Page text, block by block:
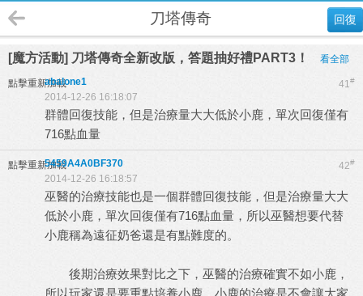
回復
刀塔傳奇
[魔方活動] 刀塔傳奇全新改版，答題抽好禮PART3！ 看全部
點擊重新加載 41#
abalone1
2014-12-26 16:18:07
群體回復技能，但是治療量大大低於小鹿，單次回復僅有
716點血量
點擊重新加載 42#
5459A4A0BF370
2014-12-26 16:18:57
巫醫的治療技能也是一個群體回復技能，但是治療量大大
低於小鹿，單次回復僅有716點血量，所以巫醫想要代替
小鹿稱為遠征奶爸還是有點難度的。
後期治療效果對比之下，巫醫的治療確實不如小鹿，
所以玩家還是要重點培養小鹿，小鹿的治療是不會讓大家